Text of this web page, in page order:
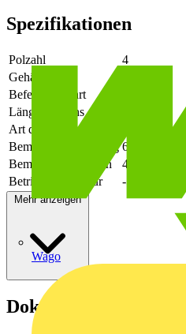
Wago
Spezifikationen
Polzahl
4
Gehäusefarbe
Befestigungsart
Länge des Pins
Art der Verbindung
flexibler
Bemessungsspannung 630
Bemessungsstrom In
41
Betriebstemperatur
-50 - 130
Mehr anzeigen
Dokumente